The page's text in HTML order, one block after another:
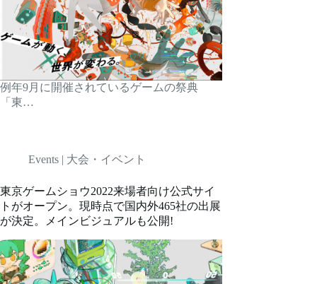
例年9月に開催されているゲームの祭典
「東…
Events | 大会・イベント
東京ゲームショウ2022来場者向け公式サイ
トがオープン。現時点で国内外465社の出展
が決定。メインビジュアルも公開!